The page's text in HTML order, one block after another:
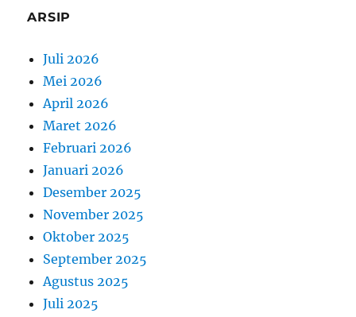
ARSIP
Juli 2026
Mei 2026
April 2026
Maret 2026
Februari 2026
Januari 2026
Desember 2025
November 2025
Oktober 2025
September 2025
Agustus 2025
Juli 2025